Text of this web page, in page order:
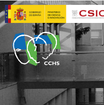
Skip
to
main
content